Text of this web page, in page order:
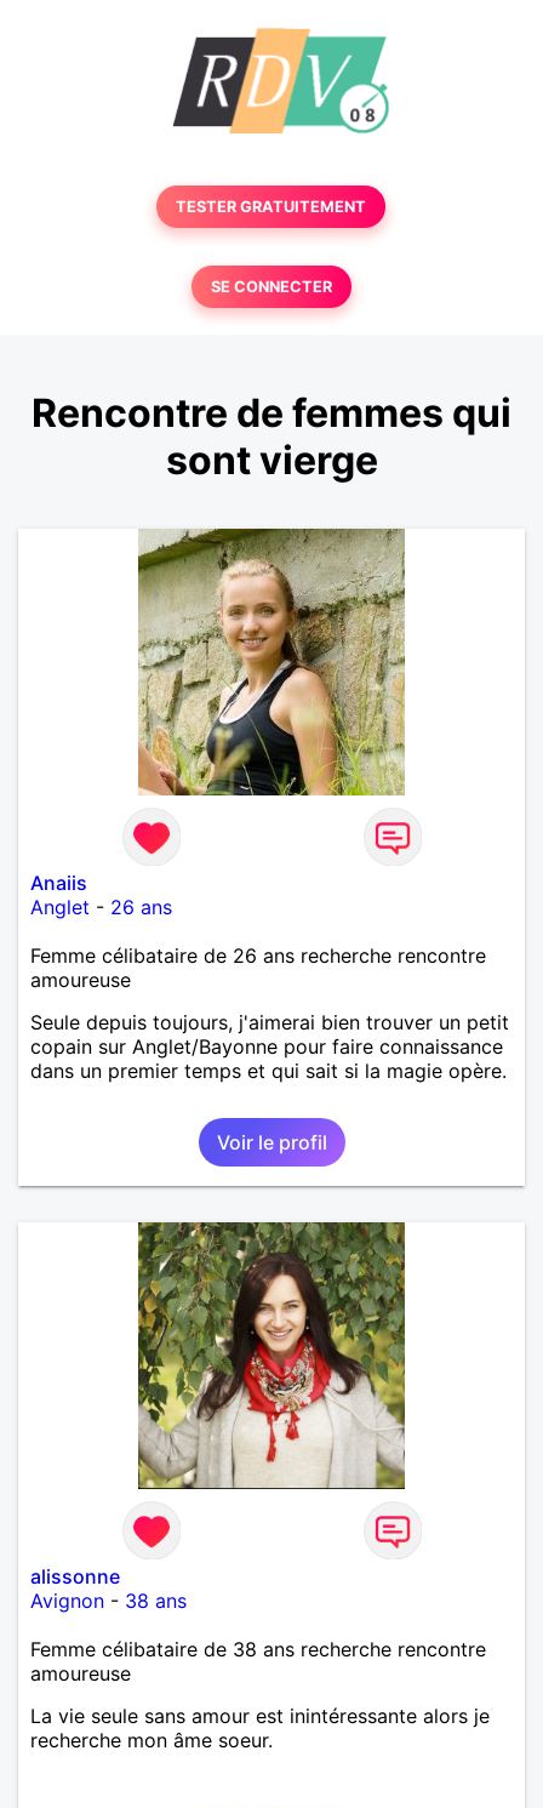
TESTER GRATUITEMENT
SE CONNECTER
Rencontre de femmes qui
sont vierge
Anaiis
Anglet - 26 ans
Femme célibataire de 26 ans recherche rencontre
amoureuse
Seule depuis toujours, j'aimerai bien trouver un petit
copain sur Anglet/Bayonne pour faire connaissance
dans un premier temps et qui sait si la magie opère.
Voir le profil
alissonne
Avignon - 38 ans
Femme célibataire de 38 ans recherche rencontre
amoureuse
La vie seule sans amour est inintéressante alors je
recherche mon âme soeur.